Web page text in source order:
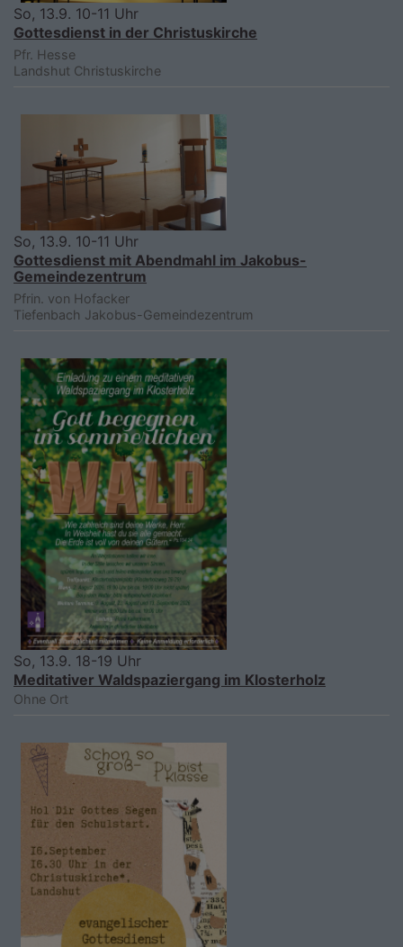
So, 13.9. 10-11 Uhr
Gottesdienst in der Christuskirche
Pfr. Hesse
Landshut Christuskirche
So, 13.9. 10-11 Uhr
Gottesdienst mit Abendmahl im Jakobus-
Gemeindezentrum
Pfrin. von Hofacker
Tiefenbach Jakobus-Gemeindezentrum
So, 13.9. 18-19 Uhr
Meditativer Waldspaziergang im Klosterholz
Ohne Ort